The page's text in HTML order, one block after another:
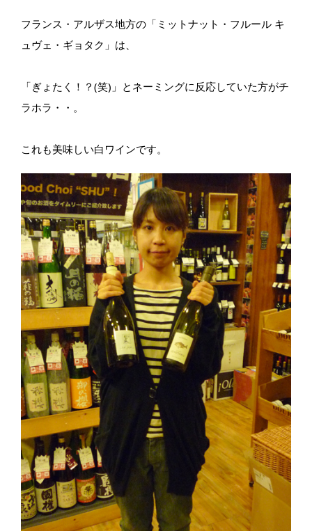
フランス・アルザス地方の「ミットナット・フルール キ
ュヴェ・ギョタク」は、
「ぎょたく！？(笑)」とネーミングに反応していた方がチ
ラホラ・・。
これも美味しい白ワインです。